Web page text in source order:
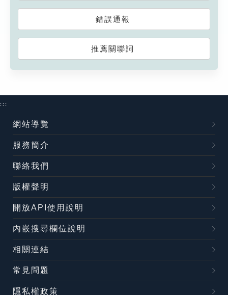
錯誤通報
推薦關聯詞
:::
網站導覽
服務簡介
聯絡我們
版權聲明
開放API使用說明
內嵌搜尋欄位說明
相關連結
常見問題
隱私權政策